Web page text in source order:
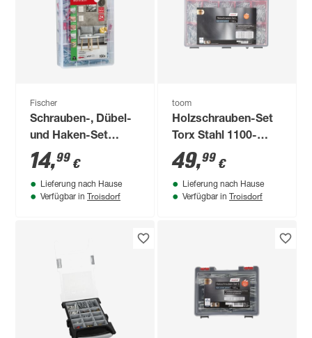
Fischer
Schrauben-, Dübel-
und Haken-Set
'Meisterbox
DuoPower+' 160-
teilig
14,99 €
Lieferung nach Hause
Verfügbar in Troisdorf
toom
Holzschrauben-Set
Torx Stahl 1100-
teilig
49,99 €
Lieferung nach Hause
Verfügbar in Troisdorf